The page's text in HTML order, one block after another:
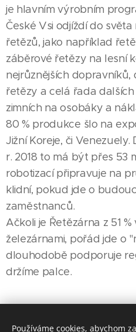
je hlavním výrobním
České Vsi odjíždí do
řetězů, jako například
záběrové řetězy na lesní
nejrůznějších
řetězy a celá řada
zimních na osobáky a
80 % produkce šlo na
Jižní Koreje, či
r. 2018 to má být přes 53
robotizací připravuje na
klidní, pokud jde o
zaměstnanců.
Ačkoli je Řetězárna z 51
železárnami, pořád jde o
dlouhodobě podporuje
držíme palce.
Používáme cookies, abychom